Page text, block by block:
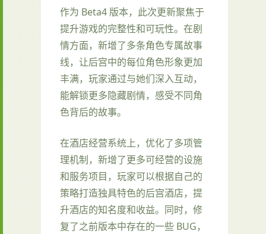
作为 Beta4 版本，此次更新聚焦于
提升游戏的完整性和可玩性。在剧
情方面，新增了多条角色专属故事
线，让后宫中的每位角色形象更加
丰满，玩家通过与她们深入互动，
能解锁更多隐藏剧情，感受不同角
色背后的故事。
在酒店经营系统上，优化了多项管
理机制，新增了更多可经营的设施
和服务项目，玩家可以根据自己的
策略打造独具特色的后宫酒店，提
升酒店的知名度和收益。同时，修
复了之前版本中存在的一些 BUG，